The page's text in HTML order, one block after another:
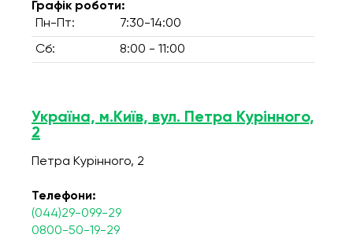
Графік роботи:
Пн-Пт:
7:30-14:00
Сб: 8:00 - 11:00
Україна, м.Київ, вул. Петра Курінного,
2
Петра Курінного, 2
Телефони:
(044)29-099-29
0800-50-19-29